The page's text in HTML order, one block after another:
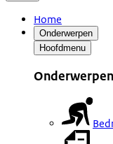
Home
Onderwerpen
Hoofdmenu
Onderwerpen